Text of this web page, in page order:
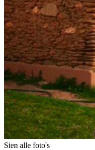
Sien alle foto's